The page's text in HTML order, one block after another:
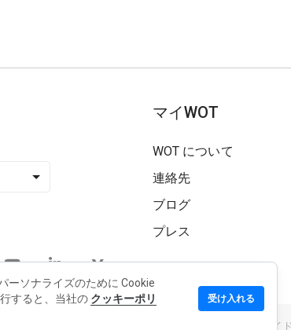
マイWOT
WOT について
連絡先
ブログ
プレス
ガイ
ーソナライズのために Cookie
すると、当社の クッキーポリ
受け入れる